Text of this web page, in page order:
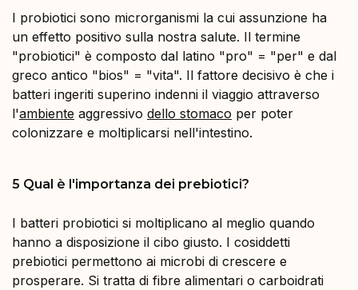
I probiotici sono microrganismi la cui assunzione ha
un effetto positivo sulla nostra salute. Il termine
"probiotici" è composto dal latino "pro" = "per" e dal
greco antico "bios" = "vita". Il fattore decisivo è che i
batteri ingeriti superino indenni il viaggio attraverso
l'ambiente aggressivo dello stomaco per poter
colonizzare e moltiplicarsi nell'intestino.
5 Qual è l'importanza dei prebiotici?
I batteri probiotici si moltiplicano al meglio quando
hanno a disposizione il cibo giusto. I cosiddetti
prebiotici permettono ai microbi di crescere e
prosperare. Si tratta di fibre alimentari o carboidrati